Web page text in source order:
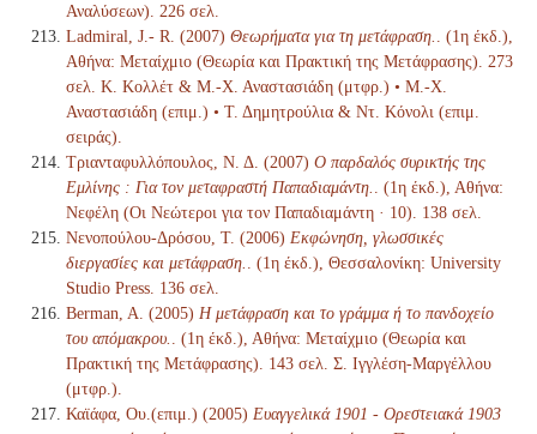
Αναλύσεων). 226 σελ.
Ladmiral, J.- R. (2007) Θεωρήματα για τη μετάφραση.
. (1η έκδ.),
Αθήνα: Μεταίχμιο (Θεωρία και Πρακτική της Μετάφρασης). 273
σελ. Κ. Κολλέτ & Μ.-Χ. Αναστασιάδη (μτφρ.) • Μ.-Χ.
Αναστασιάδη (επιμ.) • Τ. Δημητρούλια & Ντ. Κόνολι (επιμ.
σειράς).
Τριανταφυλλόπουλος, Ν. Δ. (2007) Ο παρδαλός συρικτής της
Εμλίνης : Για τον μεταφραστή Παπαδιαμάντη.
. (1η έκδ.), Αθήνα:
Νεφέλη (Οι Νεώτεροι για τον Παπαδιαμάντη · 10). 138 σελ.
Νενοπούλου-Δρόσου, Τ. (2006) Εκφώνηση, γλωσσικές
διεργασίες και μετάφραση.
. (1η έκδ.), Θεσσαλονίκη: University
Studio Press. 136 σελ.
Berman, A. (2005) Η μετάφραση και το γράμμα ή το πανδοχείο
του απόμακρου.
. (1η έκδ.), Αθήνα: Μεταίχμιο (Θεωρία και
Πρακτική της Μετάφρασης). 143 σελ. Σ. Ιγγλέση-Μαργέλλου
(μτφρ.).
Καϊάφα, Ου.(επιμ.) (2005) Ευαγγελικά 1901 - Ορεστειακά 1903